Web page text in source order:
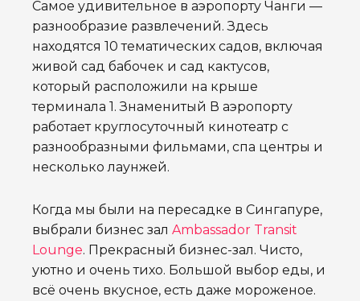
Самое удивительное в аэропорту Чанги —
разнообразие развлечений. Здесь
находятся 10 тематических садов, включая
живой сад бабочек и сад кактусов,
который расположили на крыше
терминала 1. Знаменитый В аэропорту
работает круглосуточный кинотеатр с
разнообразными фильмами, спа центры и
несколько лаунжей.
Когда мы были на пересадке в Сингапуре,
выбрали бизнес зал Ambassador Transit
Lounge. Прекрасный бизнес-зал. Чисто,
уютно и очень тихо. Большой выбор еды, и
всё очень вкусное, есть даже мороженое.